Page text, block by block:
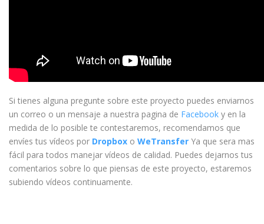
Si tienes alguna pregunte sobre este proyecto puedes enviarnos
un correo o un mensaje a nuestra pagina de Facebook y en la
medida de lo posible te contestaremos, recomendamos que
envíes tus vídeos por Dropbox o WeTransfer Ya que sera mas
fácil para todos manejar vídeos de calidad. Puedes dejarnos tus
comentarios sobre lo que piensas de este proyecto, estaremos
subiendo vídeos continuamente.